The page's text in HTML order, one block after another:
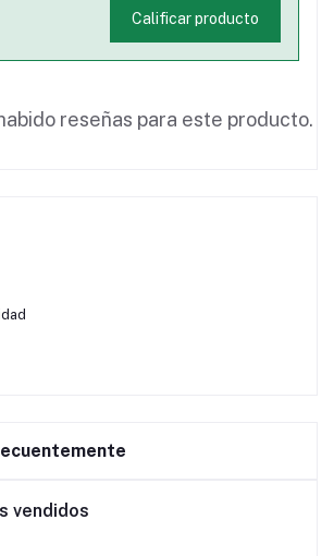
Calificar producto
reseñas para este producto.
vendidos